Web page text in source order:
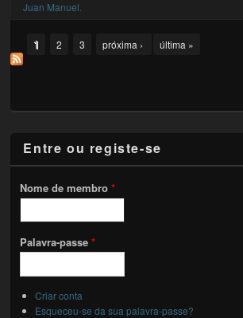
Juan Manuel.
Pages
1 2 3 próxima › última »
Entre ou registe-se
Nome de membro*
Palavra-passe*
Criar conta
Esqueceu-se da sua palavra-passe?